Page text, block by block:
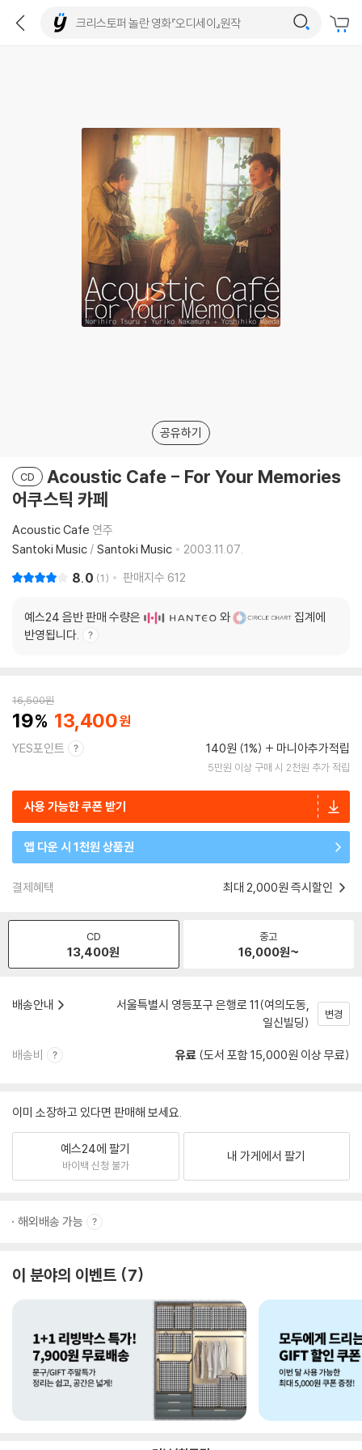
공유하기
CD
Acoustic Cafe - For Your Memories
어쿠스틱 카페
Acoustic Cafe 연주
Santoki Music / Santoki Music 2003.11.07.
8.0 1 판매지수 612
예스24 음반 판매 수량은 와
집계에
반영됩니다.
16,500원
19 13,400
YES포인트 140원 (1%) 마니아추가적립
5만원 이상 구매 시 2천원 추가 적립
사용 가능한 쿠폰 받기
앱 다운 시 1천원 상품권
결제혜택 최대 2,000원 즉시할인
CD
13,400원
중고
16,000원~
배송안내
서울특별시 영등포구 은행로 11(여의도동,
일신빌딩)
변경
배송비 유료 (도서 포함 15,000원 이상 무료)
이미 소장하고 있다면 판매해 보세요.
예스24에 팔기
바이백 신청 불가
내 가게에서 팔기
해외배송 가능
이 분야의 이벤트 7